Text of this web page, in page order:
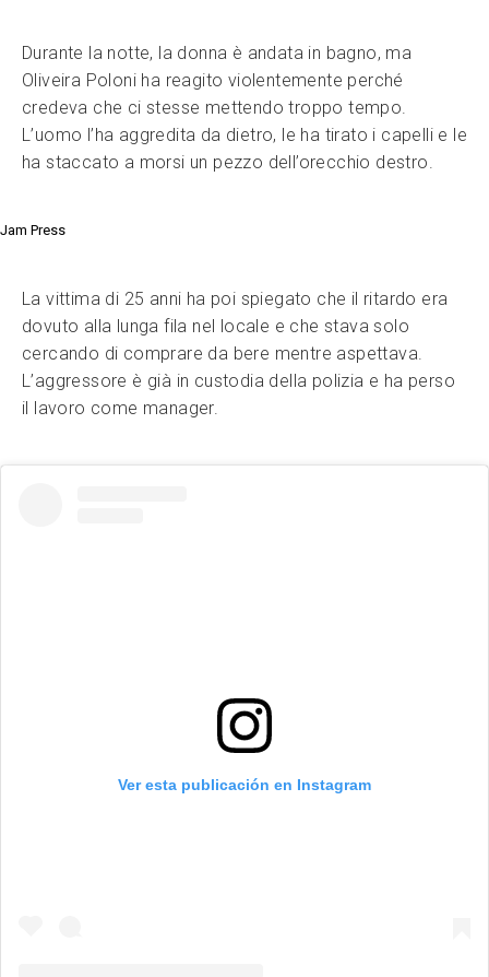
Durante la notte, la donna è andata in bagno, ma
Oliveira Poloni ha reagito violentemente perché
credeva che ci stesse mettendo troppo tempo.
L’uomo l’ha aggredita da dietro, le ha tirato i capelli e le
ha staccato a morsi un pezzo dell’orecchio destro.
Jam Press
La vittima di 25 anni ha poi spiegato che il ritardo era
dovuto alla lunga fila nel locale e che stava solo
cercando di comprare da bere mentre aspettava.
L’aggressore è già in custodia della polizia e ha perso
il lavoro come manager.
Ver esta publicación en Instagram